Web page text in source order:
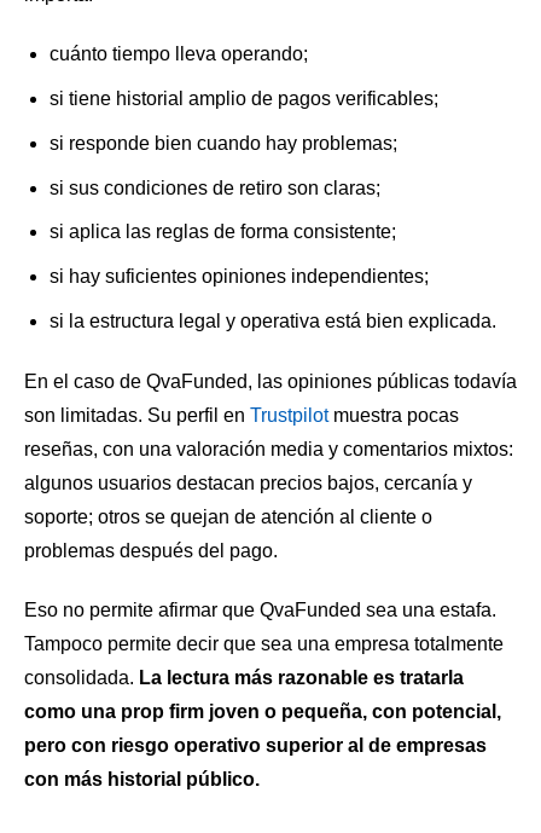
cuánto tiempo lleva operando;
si tiene historial amplio de pagos verificables;
si responde bien cuando hay problemas;
si sus condiciones de retiro son claras;
si aplica las reglas de forma consistente;
si hay suficientes opiniones independientes;
si la estructura legal y operativa está bien explicada.
En el caso de QvaFunded, las opiniones públicas todavía
son limitadas. Su perfil en Trustpilotmuestra pocas
reseñas, con una valoración media y comentarios mixtos:
algunos usuarios destacan precios bajos, cercanía y
soporte; otros se quejan de atención al cliente o
problemas después del pago.
Eso no permite afirmar que QvaFunded sea una estafa.
Tampoco permite decir que sea una empresa totalmente
consolidada. La lectura más razonable es tratarla
como una prop firm joven o pequeña, con potencial,
pero con riesgo operativo superior al de empresas
con más historial público.